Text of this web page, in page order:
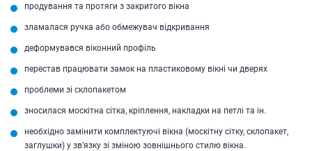
продування та протяги з закритого вікна
зламалася ручка або обмежувач відкривання
деформувався віконний профіль
перестав працювати замок на пластиковому вікні чи дверях
проблеми зі склопакетом
зносилася москітна сітка, кріплення, накладки на петлі та ін.
необхідно замінити комплектуючі вікна (москітну сітку, склопакет,
заглушки) у зв’язку зі зміною зовнішнього стилю вікна.